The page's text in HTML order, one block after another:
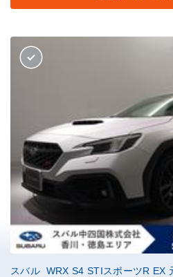
スバル WRX S4 STIスポーツR EX